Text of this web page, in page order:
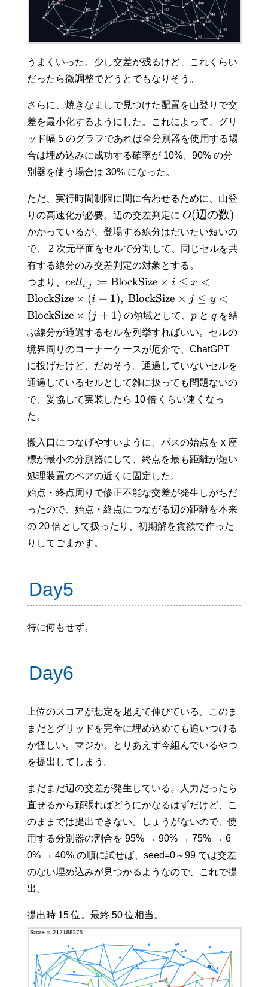
うまくいった。少し交差が残るけど、これくらい
だったら微調整でどうとでもなりそう。
さらに、焼きなましで見つけた配置を山登りで交
差を最小化するようにした。これによって、グリ
ッド幅 5 のグラフであれば全分別器を使用する場
合は埋め込みに成功する確率が 10%、90% の分
別器を使う場合は 30% になった。
ただ、実行時間制限に間に合わせるために、山登
りの高速化が必要。辺の交差判定に O(辺の数)
かかっているが、登場する線分はだいたい短いの
で、 2 次元平面をセルで分割して、同じセルを共
有する線分のみ交差判定の対象とする。
つまり、 celli,j := BlockSize × i ≤ x <
BlockSize × (i + 1), BlockSize × j ≤ y <
BlockSize × (j + 1) の領域として、p とqを結
ぶ線分が通過するセルを列挙すればいい。セルの
境界周りのコーナーケースが厄介で、ChatGPT
に投げたけど、だめそう。通過していないセルを
通過しているセルとして雑に扱っても問題ないの
で、妥協して実装したら 10 倍くらい速くなっ
た。
搬入口につなげやすいように、パスの始点を x 座
標が最小の分別器にして、終点を最も距離が短い
処理装置のペアの近くに固定した。
始点・終点周りで修正不能な交差が発生しがちだ
ったので、始点・終点につながる辺の距離を本来
の 20 倍として扱ったり、初期解を貪欲で作った
りしてごまかす。
Day5
特に何もせず。
Day6
上位のスコアが想定を超えて伸びている。このま
まだとグリッドを完全に埋め込めても追いつける
か怪しい。マジか。とりあえず今組んでいるやつ
を提出してしまう。
まだまだ辺の交差が発生している。人力だったら
直せるから頑張ればどうにかなるはずだけど、こ
のままでは提出できない。しょうがないので、使
用する分別器の割合を 95% → 90% → 75% → 6
0% → 40% の順に試せば、seed=0～99 では交差
のない埋め込みが見つかるようなので、これで提
出。
提出時 15 位。最終 50 位相当。